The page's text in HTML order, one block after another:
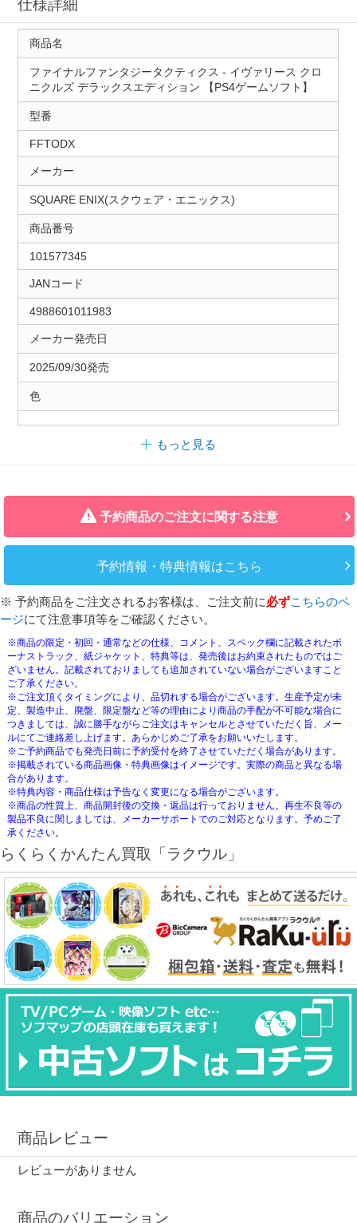
仕様詳細
商品名
ファイナルファンタジータクティクス - イヴァリース クロ
ニクルズ デラックスエディション 【PS4ゲームソフト】
型番
FFTODX
メーカー
SQUARE ENIX(スクウェア・エニックス)
商品番号
101577345
JANコード
4988601011983
メーカー発売日
2025/09/30発売
色
もっと見る
予約商品のご注文に関する注意
予約情報・特典情報はこちら
※ 予約商品をご注文されるお客様は、ご注文前に必ずこちらのペ
ージにて注意事項等をご確認ください。
※商品の限定・初回・通常などの仕様、コメント、スペック欄に記載されたボ
ーナストラック、紙ジャケット、特典等は、発売後はお約束されたものではご
ざいません。記載されておりましても追加されていない場合がございますこと
ご了承ください。
※ご注文頂くタイミングにより、品切れする場合がございます。生産予定が未
定、製造中止、廃盤、限定盤など等の理由により商品の手配が不可能な場合に
つきましては、誠に勝手ながらご注文はキャンセルとさせていただく旨、メー
ルにてご連絡差し上げます。あらかじめご了承をお願いいたします。
※ご予約商品でも発売日前に予約受付を終了させていただく場合があります。
※掲載されている商品画像・特典画像はイメージです。実際の商品と異なる場
合があります。
※特典内容・商品仕様は予告なく変更になる場合がございます。
※商品の性質上、商品開封後の交換・返品は行っておりません。再生不良等の
製品不良に関しましては、メーカーサポートでのご対応となります。予めご了
承ください。
らくらくかんたん買取「ラクウル」
商品レビュー
レビューがありません
商品のバリエーション